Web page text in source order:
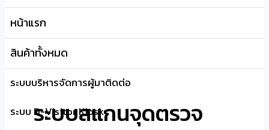
หน้าแรก
สินค้าทั้งหมด
ระบบบริหารจัดการผู้มาติดต่อ
ระบบ D-Visitor Kiosk
ระบบสแกนจุดตรวจ